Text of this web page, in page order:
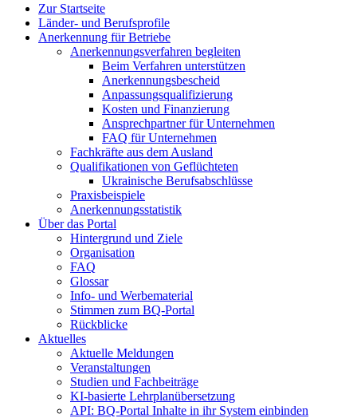
Zur Startseite
Länder- und Berufsprofile
Anerkennung für Betriebe
Anerkennungsverfahren begleiten
Beim Verfahren unterstützen
Anerkennungsbescheid
Anpassungsqualifizierung
Kosten und Finanzierung
Ansprechpartner für Unternehmen
FAQ für Unternehmen
Fachkräfte aus dem Ausland
Qualifikationen von Geflüchteten
Ukrainische Berufsabschlüsse
Praxisbeispiele
Anerkennungsstatistik
Über das Portal
Hintergrund und Ziele
Organisation
FAQ
Glossar
Info- und Werbematerial
Stimmen zum BQ-Portal
Rückblicke
Aktuelles
Aktuelle Meldungen
Veranstaltungen
Studien und Fachbeiträge
KI-basierte Lehrplanübersetzung
API: BQ-Portal Inhalte in ihr System einbinden